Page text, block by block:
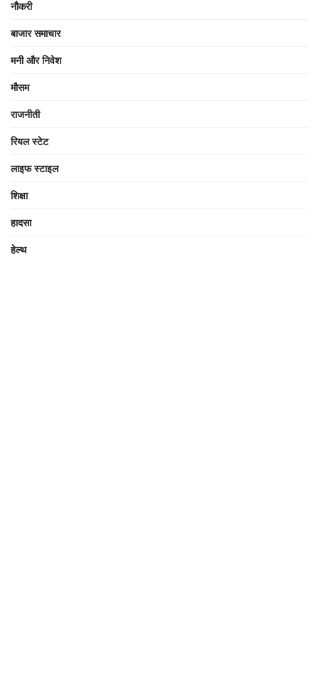
नौकरी
बाजार समाचार
मनी और निवेश
मौसम
राजनीती
रियल स्टेट
लाइफ स्टाइल
शिक्षा
हादसा
हेल्थ